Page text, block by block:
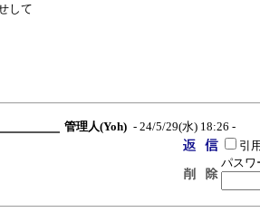
して
管理人(Yoh) - 24/5/29(水) 18:26 -
引
パスワ